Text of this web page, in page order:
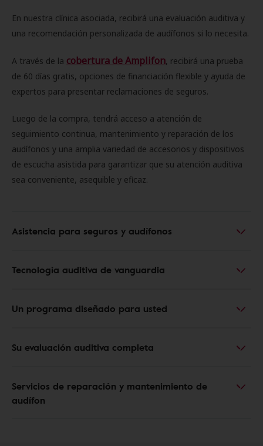
En nuestra clínica asociada, recibirá una evaluación auditiva y
una recomendación personalizada de audífonos si lo necesita.
A través de la cobertura de Amplifon, recibirá una prueba
de 60 días gratis, opciones de financiación flexible y ayuda de
expertos para presentar reclamaciones de seguros.
Luego de la compra, tendrá acceso a atención de
seguimiento continua, mantenimiento y reparación de los
audífonos y una amplia variedad de accesorios y dispositivos
de escucha asistida para garantizar que su atención auditiva
sea conveniente, asequible y eficaz.
Asistencia para seguros y audífonos
Tecnología auditiva de vanguardia
Un programa diseñado para usted
Su evaluación auditiva completa
Servicios de reparación y mantenimiento de
audífon